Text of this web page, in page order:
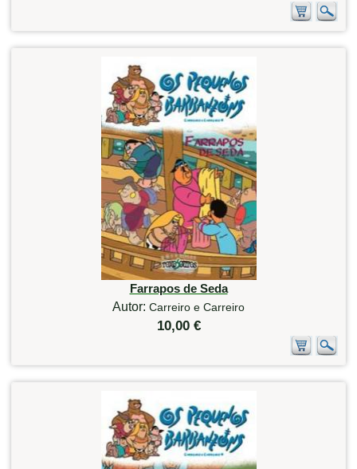
Farrapos de Seda
Autor: Carreiro e Carreiro
10,00 €